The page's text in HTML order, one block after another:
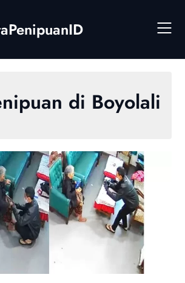
di Boyolali